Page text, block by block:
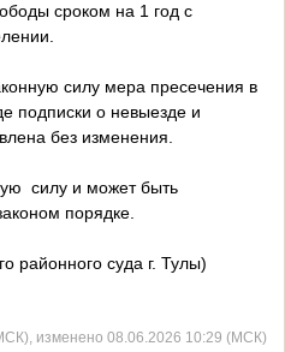
сроком на 1 год с
силу мера пресечения в
подписки о невыезде и
без изменения.
силу и может быть
порядке.
районного суда г. Тулы)
изменено 08.06.2026 10:29 (МСК)